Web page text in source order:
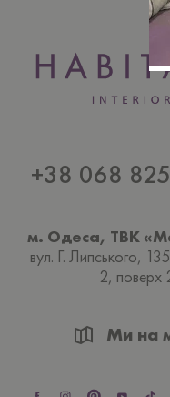
+38 068
м. Одеса, ТВК
вул. Г. Липського,
2, поверх
Ми на